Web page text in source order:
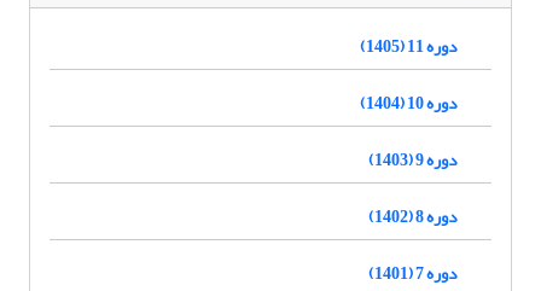
دوره 11 (1405)
دوره 10 (1404)
دوره 9 (1403)
دوره 8 (1402)
دوره 7 (1401)